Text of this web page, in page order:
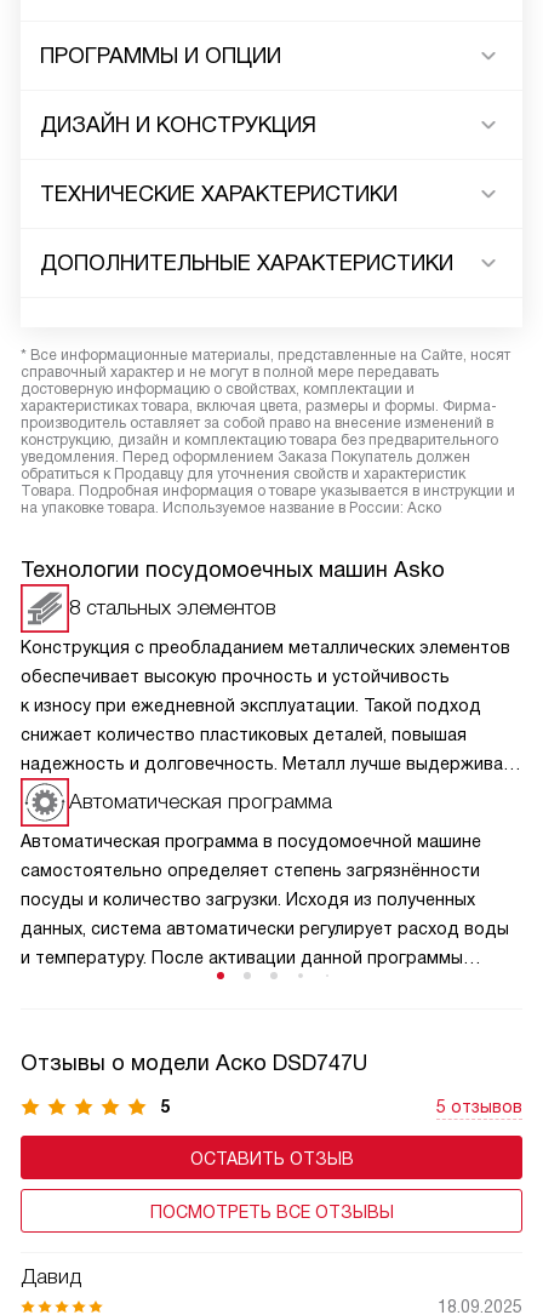
ПРОГРАММЫ И ОПЦИИ
ДИЗАЙН И КОНСТРУКЦИЯ
ТЕХНИЧЕСКИЕ ХАРАКТЕРИСТИКИ
ДОПОЛНИТЕЛЬНЫЕ ХАРАКТЕРИСТИКИ
* Все информационные материалы, представленные на Сайте, носят
справочный характер и не могут в полной мере передавать
достоверную информацию о свойствах, комплектации и
характеристиках товара, включая цвета, размеры и формы. Фирма-
производитель оставляет за собой право на внесение изменений в
конструкцию, дизайн и комплектацию товара без предварительного
уведомления. Перед оформлением Заказа Покупатель должен
обратиться к Продавцу для уточнения свойств и характеристик
Товара. Подробная информация о товаре указывается в инструкции и
на упаковке товара. Используемое название в России: Аско
Технологии посудомоечных машин Asko
8 стальных элементов
Конструкция с преобладанием металлических элементов
обеспечивает высокую прочность и устойчивость
к износу при ежедневной эксплуатации. Такой подход
снижает количество пластиковых деталей, повышая
надежность и долговечность. Металл лучше выдерживает
нагрузки, перепады температуры и воздействие влаги, что
способствует стабильной работе на протяжении
длительного времени и сохраняет качество всех
внутренних компонентов.
Автоматическая программа
Автоматическая программа в посудомоечной машине
самостоятельно определяет степень загрязнённости
посуды и количество загрузки. Исходя из полученных
данных, система автоматически регулирует расход воды
и температуру. После активации данной программы
Отзывы о модели Аско DSD747U
5 5 отзывов
ОСТАВИТЬ ОТЗЫВ
ПОСМОТРЕТЬ ВСЕ ОТЗЫВЫ
Давид
18.09.2025